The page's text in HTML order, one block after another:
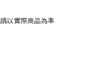
以實際商品為準